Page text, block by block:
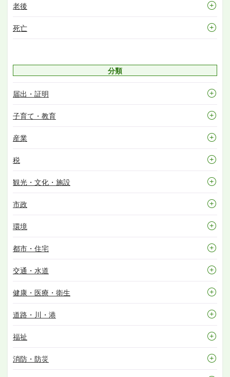
老後
死亡
分類
届出・証明
子育て・教育
産業
税
観光・文化・施設
市政
環境
都市・住宅
交通・水道
健康・医療・衛生
道路・川・港
福祉
消防・防災